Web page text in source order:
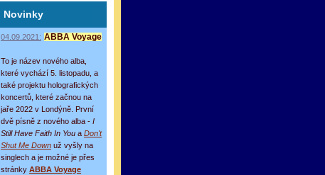
Novinky
04.09.2021: ABBA Voyage
To je název nového alba,
které vychází 5. listopadu, a
také projektu holografických
koncertů, které začnou na
jaře 2022 v Londýně. První
dvě písně z nového alba - I
Still Have Faith In You a Don't
Shut Me Down už vyšly na
singlech a je možné je přes
stránky ABBA Voyage